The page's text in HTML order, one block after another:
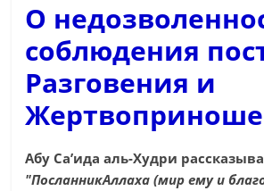
О
соблюдения
Разговения и
Абу Са’ида аль-Худри
"ПосланникАллаха (мир ему и